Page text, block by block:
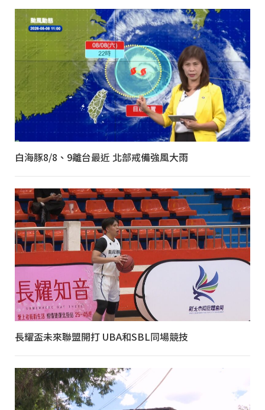
白海豚8/8、9離台最近 北部戒備強風大雨
長耀盃未來聯盟開打 UBA和SBL同場競技